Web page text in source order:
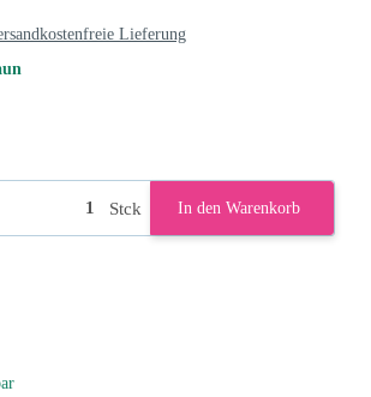
Lieferung
Stck In den Warenkorb